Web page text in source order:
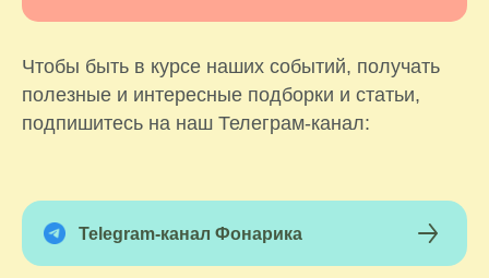
Чтобы быть в курсе наших событий, получать
полезные и интересные подборки и статьи,
подпишитесь на наш Телеграм-канал:
Telegram-канал Фонарика